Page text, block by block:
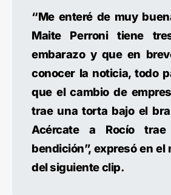
“Me enteré de muy
Maite Perroni tiene
embarazo y que en
conocer la noticia, todo
que el cambio de
trae una torta bajo el
Acércate a Rocío
bendición”, expresó en
del siguiente clip.